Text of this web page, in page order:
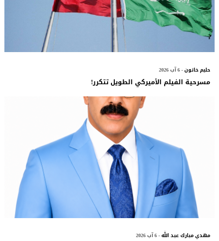
حليم خاتون- 6 آب 2026
مسرحية الفيلم الأميركي الطويل تتكرر!
مهدي مبارك عبد الله- 6 آب 2026